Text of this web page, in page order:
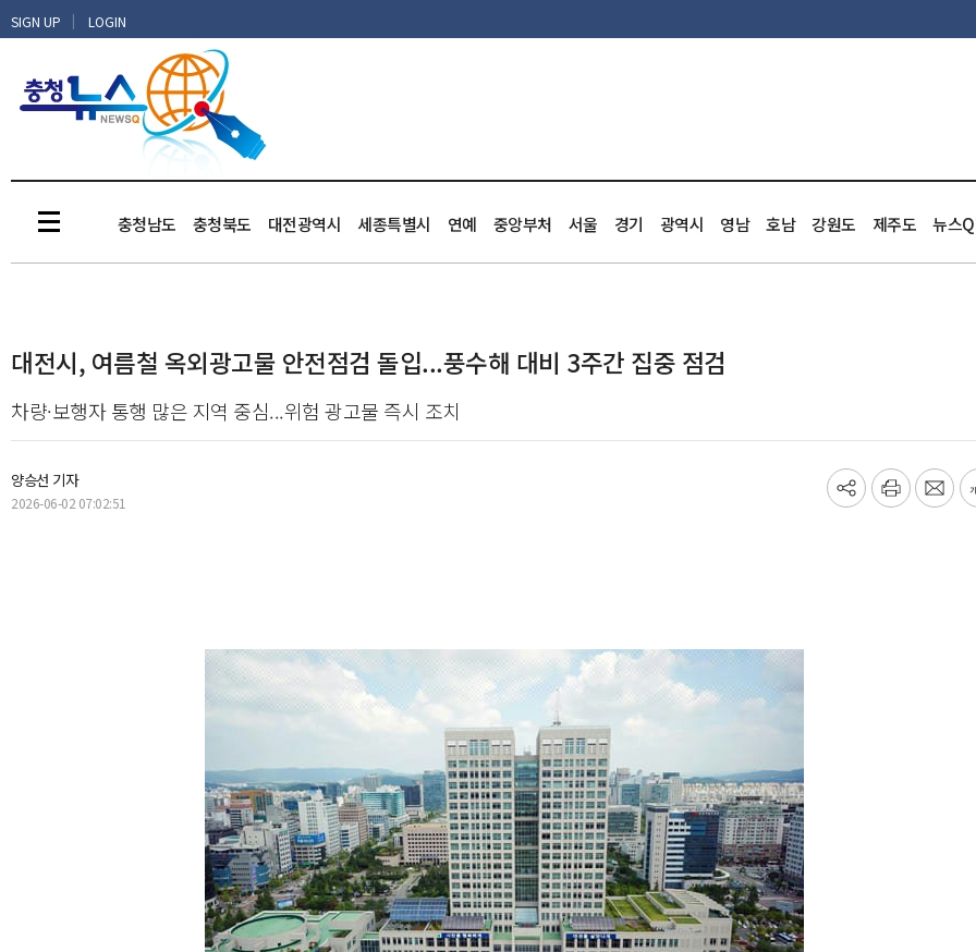
SIGN UP | LOGIN
충청남도 충청북도 대전광역시 세종특별시 연예 중앙부처 서울 경기 광역시 영남 호남 강원도 제주도 뉴스
대전시, 여름철 옥외광고물 안전점검 돌입...풍수해 대비 3주간 집중 점검
차량·보행자 통행 많은 지역 중심...위험 광고물 즉시 조치
양승선 기자
2026-06-02 07:02:51
기
프
메